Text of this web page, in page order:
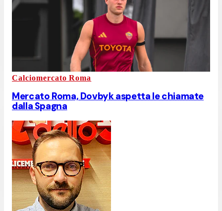
Calciomercato Roma
Mercato Roma, Dovbyk aspetta le chiamate
dalla Spagna